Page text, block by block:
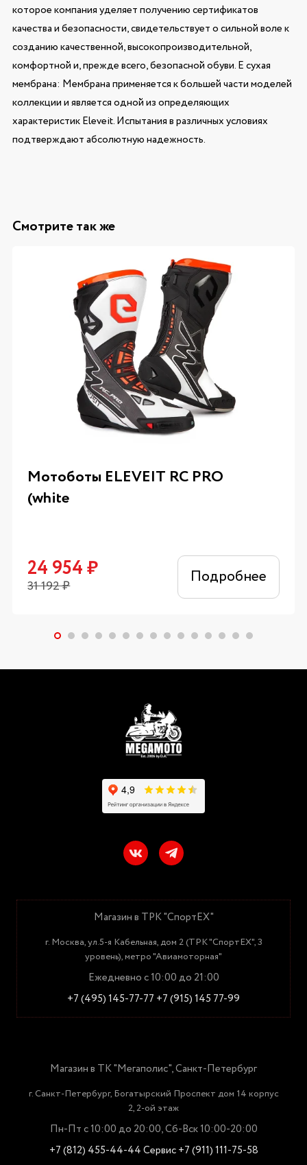
которое компания уделяет получению сертификатов
качества и безопасности, свидетельствует о сильной воле к
созданию качественной, высокопроизводительной,
комфортной и, прежде всего, безопасной обуви. E сухая
мембрана: Мембрана применяется к большей части моделей
коллекции и является одной из определяющих
характеристик Eleveit. Испытания в различных условиях
подтверждают абсолютную надежность.
Смотрите так же
Мотоботы ELEVEIT RC PRO
(white
24 954₽
31 192₽ Подробнее
Магазин в ТРК "СпортЕХ"
г. Москва, ул.5-я Кабельная, дом 2 (ТРК "СпортЕХ", 3
уровень), метро "Авиамоторная"
Ежедневно с 10:00 до 21:00
+7 (495) 145-77-77 +7 (915) 145 77-99
Магазин в ТК "Мегаполис", Санкт-Петербург
г. Санкт-Петербург, Богатырский Проспект дом 14 корпус
2, 2-ой этаж
Пн-Пт с 10:00 до 20:00, Сб-Вск 10:00-20:00
+7 (812) 455-44-44Сервис +7 (911) 111-75-58